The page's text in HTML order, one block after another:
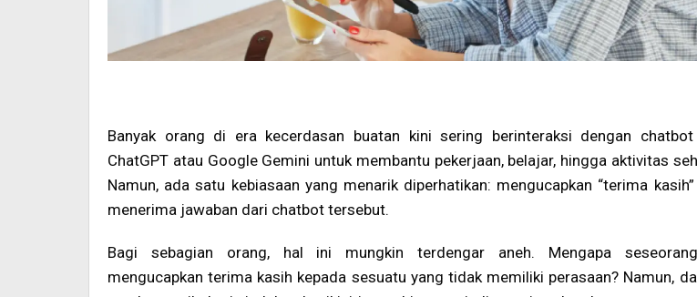
Banyak orang di era kecerdasan buatan kini sering berinteraksi dengan
ChatGPT atau Google Gemini untuk membantu pekerjaan, belajar, hingga aktivitas
Namun, ada satu kebiasaan yang menarik diperhatikan: mengucapkan “terima
menerima jawaban dari chatbot tersebut.
Bagi sebagian orang, hal ini mungkin terdengar aneh. Mengapa
mengucapkan terima kasih kepada sesuatu yang tidak memiliki perasaan? Namun,